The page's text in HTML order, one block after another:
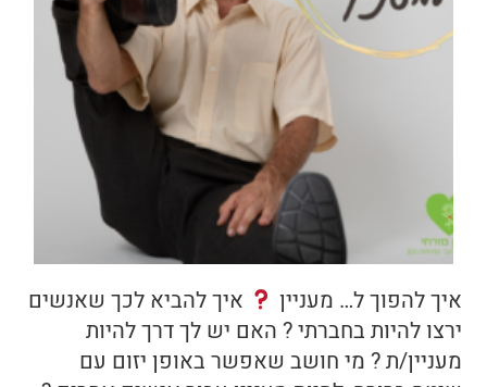
איך להפוך ל… מעניין
איך להביא לכך שאנשים
ירצו להיות בחברתי ? האם יש לך דרך להיות
מעניין/ת ? מי חושב שאפשר באופן יזום עם